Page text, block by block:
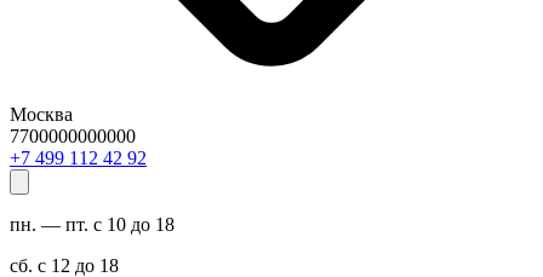
Москва
7700000000000
29 24 211 994 7+
пн. — пт. с 10 до 18
сб. с 12 до 18